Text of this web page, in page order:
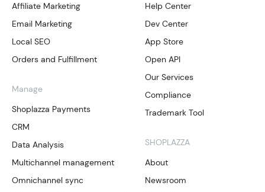
Affiliate Marketing
Email Marketing
Local SEO
Orders and Fulfillment
Manage
Shoplazza Payments
CRM
Data Analysis
Multichannel management
Omnichannel sync
Help Center
Dev Center
App Store
Open API
Our Services
Compliance
Trademark Tool
SHOPLAZZA
About
Newsroom